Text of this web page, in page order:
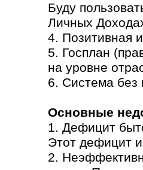
Буду
Личных
4. Позитивная
5. Госплан
на уровне
6. Система без
Основные
1. Дефицит
Этот дефицит
2.